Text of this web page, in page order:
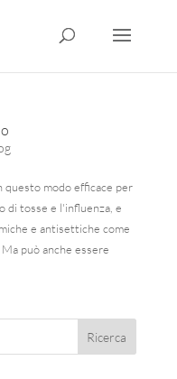
questo modo efficace per
di tosse e l'influenza, e
e antisettiche come
può anche essere